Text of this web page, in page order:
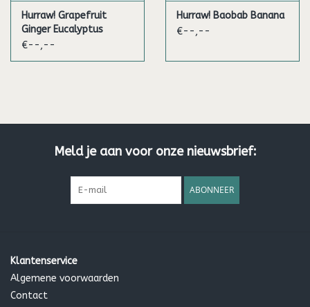
Hurraw! Grapefruit
Ginger Eucalyptus
(Kapha )
€--,--
Hurraw! Baobab Banana
€--,--
Meld je aan voor onze nieuwsbrief:
ABONNEER
Klantenservice
Algemene voorwaarden
Contact